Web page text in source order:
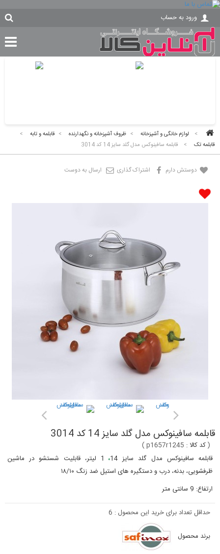
ورود به حساب
> لوازم خانگی و آشپزخانه > ظروف آشپزخانه و نگهدارنده > قابلمه و تابه
>
قابلمه تک
> قابلمه سافینوکس مدل گلد سایز 14 کد 3014
دوستش دارم اشتراک گذاری ارسال به دوست
قابلمه سافینوکس مدل گلد سایز 14 کد 3014
(کد کالا : p1657r1245
)
قابلمه سافینوکس مدل گلد سایز 14
،
1 لیتر، قابلیت شستشو در ماشین
ظرفشویی، بدنه، درب و دستگیره های استیل ضد زنگ ۱۸/۱۰
ارتفاع: 9 سانتی متر
حداقل تعداد برای خرید این محصول : 6
برند محصول